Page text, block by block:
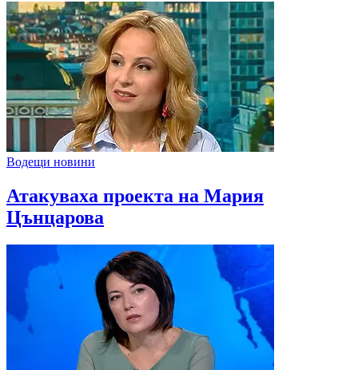
Водещи новини
Атакуваха проекта на Мария
Цънцарова